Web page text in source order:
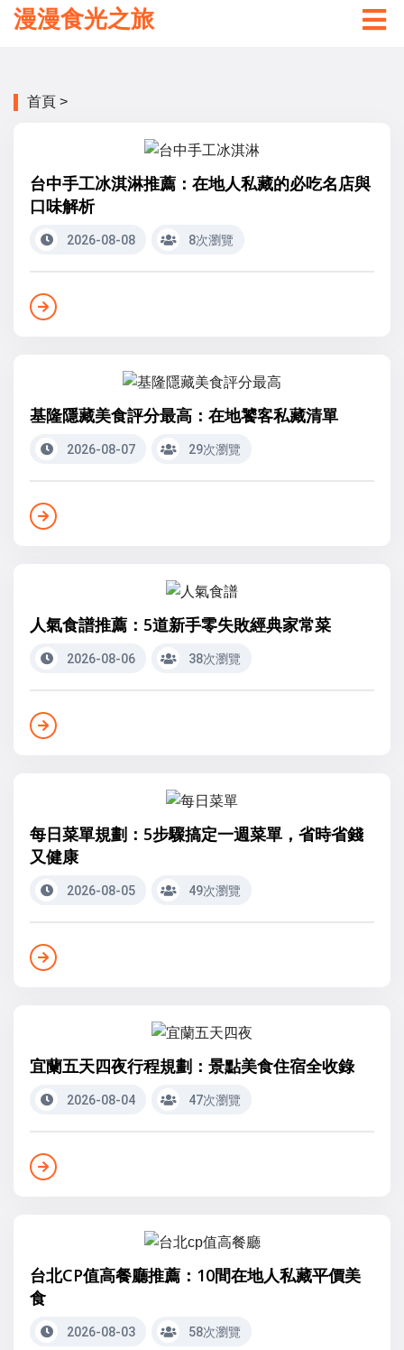
漫漫食光之旅
首頁 >
台中手工冰淇淋推薦：在地人私藏的必吃名店與
口味解析
2026-08-08 8次瀏覽
基隆隱藏美食評分最高：在地饕客私藏清單
2026-08-07 29次瀏覽
人氣食譜推薦：5道新手零失敗經典家常菜
2026-08-06 38次瀏覽
每日菜單規劃：5步驟搞定一週菜單，省時省錢
又健康
2026-08-05 49次瀏覽
宜蘭五天四夜行程規劃：景點美食住宿全收錄
2026-08-04 47次瀏覽
台北CP值高餐廳推薦：10間在地人私藏平價美
食
2026-08-03 58次瀏覽